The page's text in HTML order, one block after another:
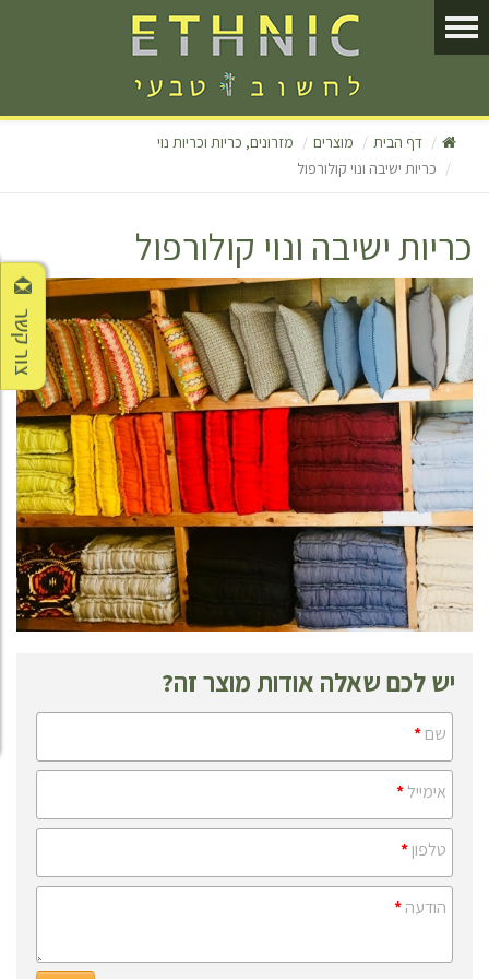
דף הבית מוצרים
מזרונים, כריות וכריות נוי
כריות ישיבה ונוי קולורפול
כריות ישיבה ונוי קולורפול
יש לכם שאלה אודות מוצר זה?
שם*
אימייל*
טלפון*
הודעה*
צור קשר